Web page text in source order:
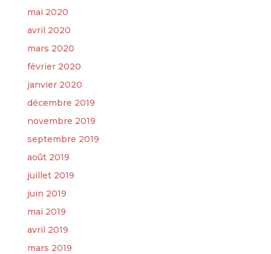
mai 2020
avril 2020
mars 2020
février 2020
janvier 2020
décembre 2019
novembre 2019
septembre 2019
août 2019
juillet 2019
juin 2019
mai 2019
avril 2019
mars 2019